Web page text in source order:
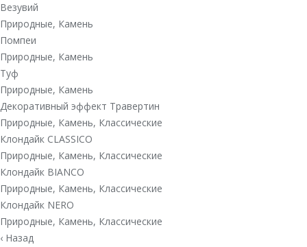
Везувий
Природные, Камень
Помпеи
Природные, Камень
Туф
Природные, Камень
Декоративный эффект Травертин
Природные, Камень, Классические
Клондайк CLASSICO
Природные, Камень, Классические
Клондайк BIANCO
Природные, Камень, Классические
Клондайк NERO
Природные, Камень, Классические
‹ Назад